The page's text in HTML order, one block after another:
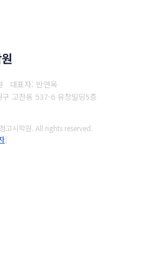
대표자: 반연옥
고잔동 537-6 유창빌딩5층
시학원. All rights reserved.
]